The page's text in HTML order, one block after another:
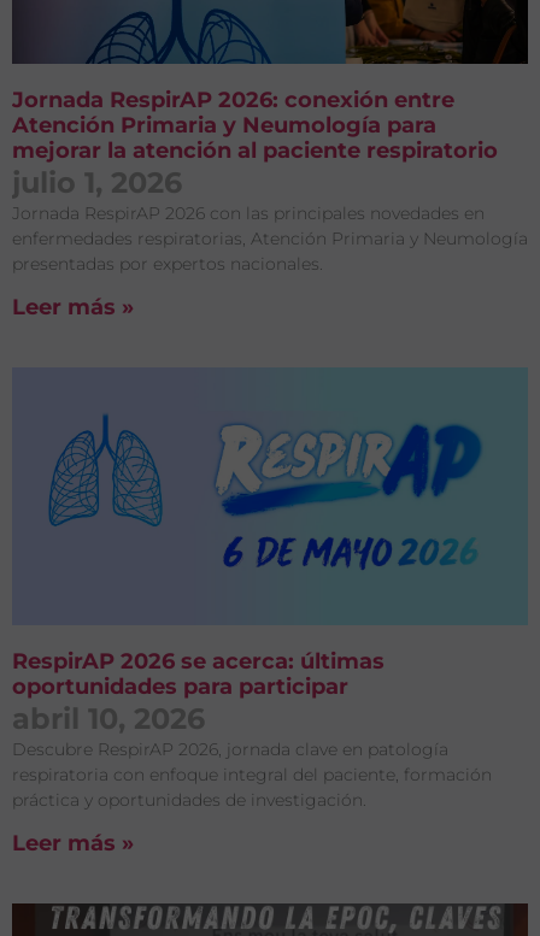
Jornada RespirAP 2026: conexión entre
Atención Primaria y Neumología para
mejorar la atención al paciente respiratorio
julio 1, 2026
Jornada RespirAP 2026 con las principales novedades en
enfermedades respiratorias, Atención Primaria y Neumología
presentadas por expertos nacionales.
Leer más »
RespirAP 2026 se acerca: últimas
oportunidades para participar
abril 10, 2026
Descubre RespirAP 2026, jornada clave en patología
respiratoria con enfoque integral del paciente, formación
práctica y oportunidades de investigación.
Leer más »